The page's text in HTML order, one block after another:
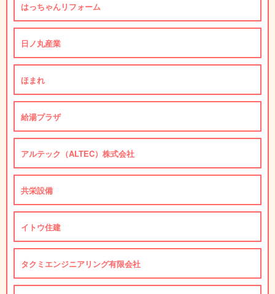
はっちゃんリフォーム
日ノ丸産業
ほまれ
給湯プラザ
アルテック（ALTEC）株式会社
共栄設備
イトウ住建
タクミエンジニアリング有限会社